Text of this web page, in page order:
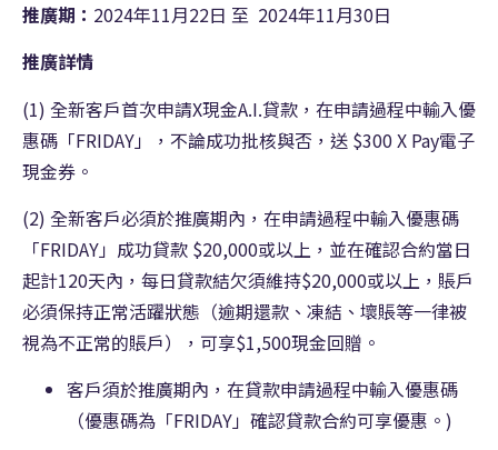
推廣期： 2024年11月22日 至 2024年11月30日
推廣詳情
(1) 全新客戶首次申請X現金A.I.貸款，在申請過程中輸入優
惠碼「FRIDAY」，不論成功批核與否，送 $300 X Pay電子
現金券。
(2) 全新客戶必須於推廣期內，在申請過程中輸入優惠碼
「FRIDAY」成功貸款 $20,000或以上，並在確認合約當日
起計120天內，每日貸款結欠須維持$20,000或以上，賬戶
必須保持正常活躍狀態（逾期還款、凍結、壞賬等一律被
視為不正常的賬戶），可享$1,500現金回贈。
客戶須於推廣期內，在貸款申請過程中輸入優惠碼
（優惠碼為「FRIDAY」確認貸款合約可享優惠。)